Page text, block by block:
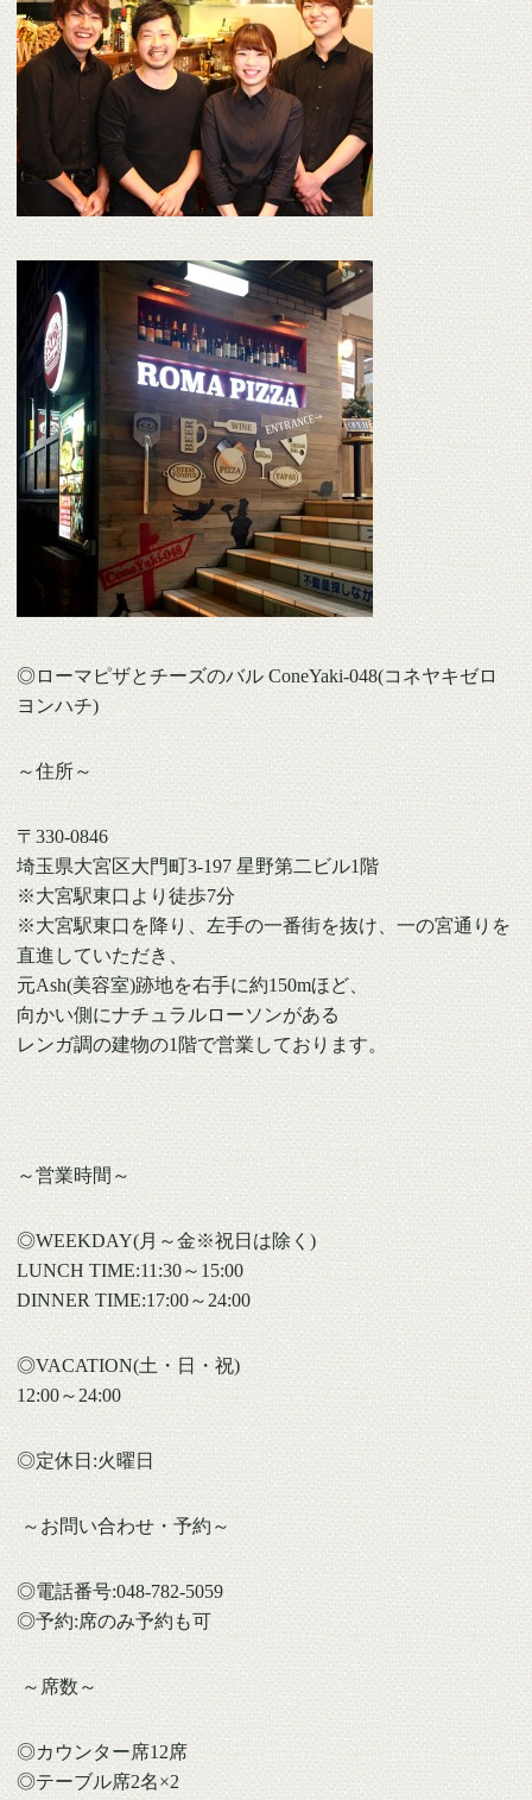
◎ローマピザとチーズのバル ConeYaki-048(コネヤキゼロ
ヨンハチ)
～住所～
〒330-0846
埼玉県大宮区大門町3-197 星野第二ビル1階
※大宮駅東口より徒歩7分
※大宮駅東口を降り、左手の一番街を抜け、一の宮通りを
直進していただき、
元Ash(美容室)跡地を右手に約150mほど、
向かい側にナチュラルローソンがある
レンガ調の建物の1階で営業しております。
～営業時間～
◎WEEKDAY(月～金※祝日は除く)
LUNCH TIME:11:30～15:00
DINNER TIME:17:00～24:00
◎VACATION(土・日・祝)
12:00～24:00
◎定休日:火曜日
～お問い合わせ・予約～
◎電話番号:048-782-5059
◎予約:席のみ予約も可
～席数～
◎カウンター席12席
◎テーブル席2名×2